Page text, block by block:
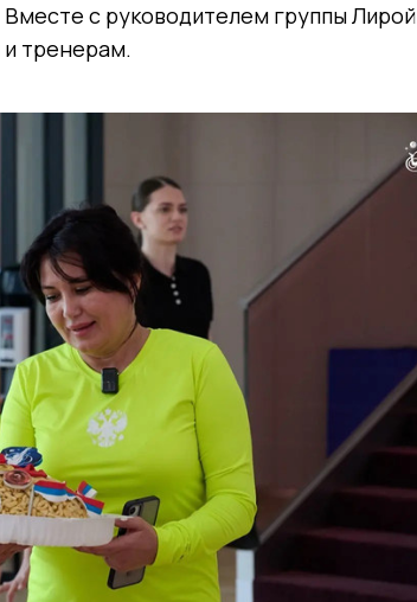
с руководителем группы Лирой
и тренерам.